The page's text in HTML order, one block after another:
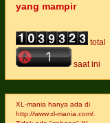
yang mampir
total
saat ini
XL-mania hanya ada di
http://www.xl-mania.com/.